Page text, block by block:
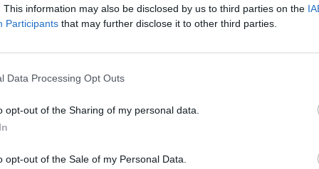
This information may also be disclosed by us to third parties on the
Participants that may further disclose it to other third parties.
Data Processing Opt Outs
opt-out of the Sharing of my personal data.
opt-out of the Sale of my Personal Data.
hónapja gyászol egy
állatkert csimpánza